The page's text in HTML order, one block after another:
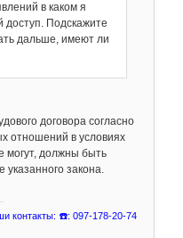
в каком я
доступ. Подскажите
дальше, имеют ли
договора согласно
отношений в условиях
могут, должны быть
указанного закона.
контакты: ☎️: 097-178-20-74